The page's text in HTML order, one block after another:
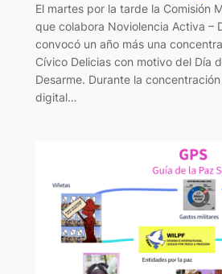
El martes por la tarde la Comisión
que colabora Noviolencia Activa –
convocó un año más una
Cívico Delicias con motivo del Día
Desarme. Durante la
digital…